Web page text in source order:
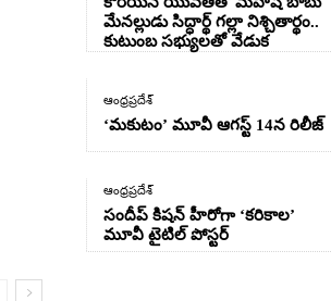
మేనల్లుడు సిద్ధార్థ్ గల్లా నిశ్చితార్థం..
కుటుంబ సభ్యులతో వేడుక
ఆంధ్రప్రదేశ్
‘మకుటం’ మూవీ ఆగస్ట్ 14న రిలీజ్
ఆంధ్రప్రదేశ్
సందీప్ కిషన్ హీరోగా ‘కరికాల’
మూవీ టైటిల్ పోస్టర్